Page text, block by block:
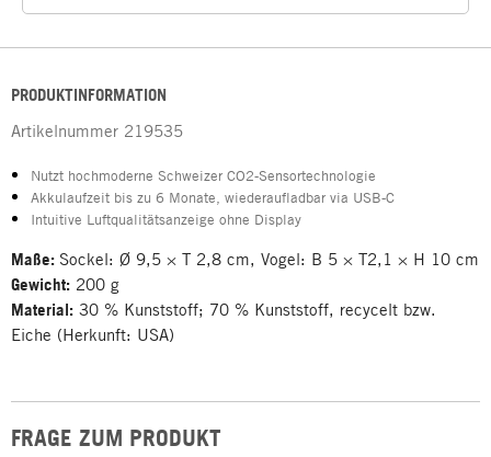
PRODUKTINFORMATION
Artikelnummer 219535
Nutzt hochmoderne Schweizer CO2-Sensortechnologie
Akkulaufzeit bis zu 6 Monate, wiederaufladbar via USB-C
Intuitive Luftqualitätsanzeige ohne Display
Maße: Sockel: Ø 9,5 × T 2,8 cm, Vogel: B 5 × T2,1 × H 10 cm
Gewicht: 200 g
Material: 30 % Kunststoff; 70 % Kunststoff, recycelt bzw.
Eiche (Herkunft: USA)
FRAGE ZUM PRODUKT